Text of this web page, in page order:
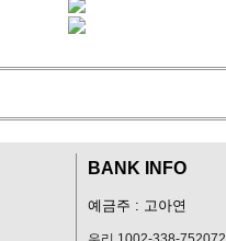
BANK INFO
예금주 : 고아연